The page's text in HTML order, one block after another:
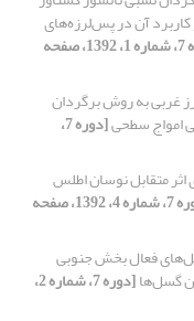
آن در پس‌لرزه‌‌‌های
[دوره 7، شماره 1، 1392، صفحه
غربی به روش برگردان
امواج سطحی [دوره 7،
اثر متقابل نوسان اطلس
[دوره 7، شماره 4، 1392، صفحه
فعال بخش جنوبی
گسل‌ها‌‌ [دوره 7، شماره 2،